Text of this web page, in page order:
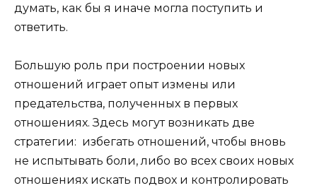
думать, как бы я иначе могла поступить и
ответить.
Большую роль при построении новых
отношений играет опыт измены или
предательства, полученных в первых
отношениях. Здесь могут возникать две
стратегии: избегать отношений, чтобы вновь
не испытывать боли, либо во всех своих новых
отношениях искать подвох и контролировать